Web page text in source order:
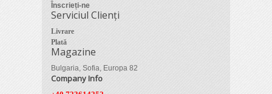
Înscrieți-ne
Serviciul Clienți
Livrare
Plată
Magazine
Bulgaria, Sofia, Europa 82
Company Info